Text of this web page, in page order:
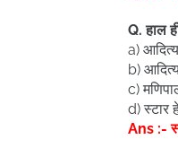
Q. हाल
a)
b)
c)
d) स्टार
Ans :-